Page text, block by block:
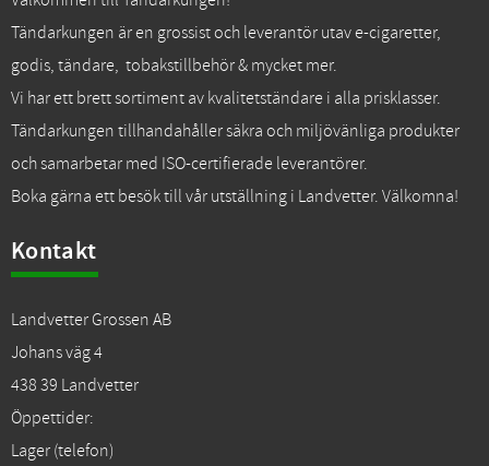
Tändarkungen är en grossist och leverantör utav e-cigaretter,
godis, tändare, tobakstillbehör & mycket mer.
Vi har ett brett sortiment av kvalitetständare i alla prisklasser.
Tändarkungen tillhandahåller säkra och miljövänliga produkter
och samarbetar med ISO-certifierade leverantörer.
Boka gärna ett besök till vår utställning i Landvetter. Välkomna!
Kontakt
Landvetter Grossen AB
Johans väg 4
438 39 Landvetter
Öppettider:
Lager (telefon)